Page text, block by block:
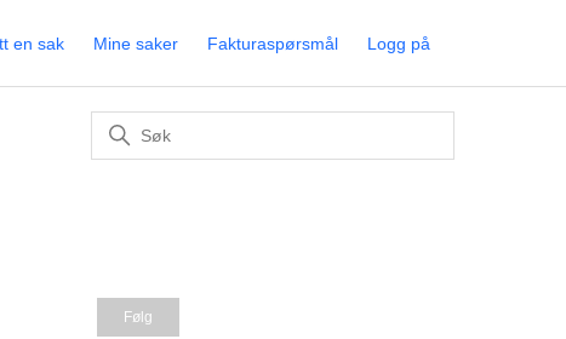
en sak Mine saker Fakturaspørsmål Logg på
Følg